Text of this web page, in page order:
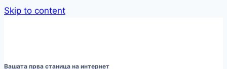
Skip to content
Вашата прва станица на интернет